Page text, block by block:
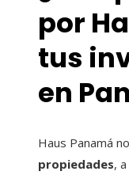
por
tus
en
Haus Panamá
propiedades,